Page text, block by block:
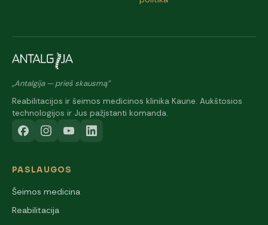
„Antalgija — prieš skausmą"
Reabilitacijos ir šeimos medicinos klinika Kaune. Aukštosios
technologijos ir Jus pažįstanti komanda.
PASLAUGOS
Šeimos medicina
Reabilitacija